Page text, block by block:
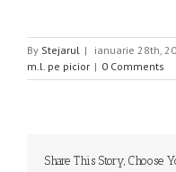
By Stejarul | ianuarie 28th,
m.l. pe picior | 0 Comments
Share This Story, Choose